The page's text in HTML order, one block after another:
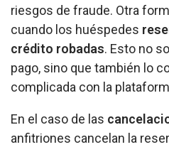
riesgos de fraude. Otra
cuando los huéspedes
crédito robadas. Esto no
pago, sino que también lo
complicada con la
En el caso de las
anfitriones cancelan la